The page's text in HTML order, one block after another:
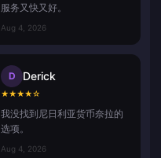
服务又快又好。
Aug 4, 2026
D Derick
★★★★☆
我没找到尼日利亚货币奈拉的
选项。
Aug 4, 2026